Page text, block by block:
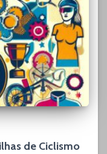
de Ciclismo